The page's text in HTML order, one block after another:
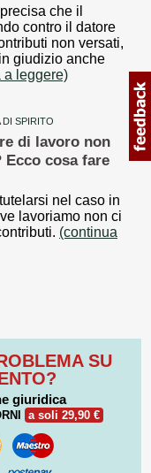
che il
contro il datore
non versati,
giudizio anche
a leggere)
DI SPIRITO
di lavoro non
cosa fare
nel caso in
lavoriamo non ci
(continua
SU
giuridica
a soli 29,90 €